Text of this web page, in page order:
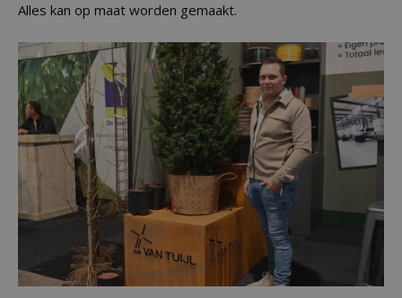
Alles kan op maat worden gemaakt.